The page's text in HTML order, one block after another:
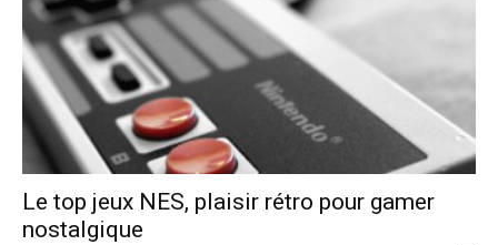
Le top jeux NES, plaisir rétro pour gamer
nostalgique